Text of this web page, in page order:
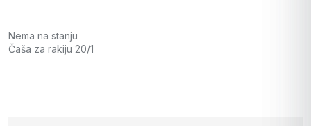
Nema na stanju
Čaša za rakiju 20/1